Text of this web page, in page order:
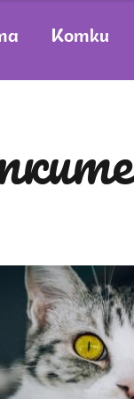
Котки